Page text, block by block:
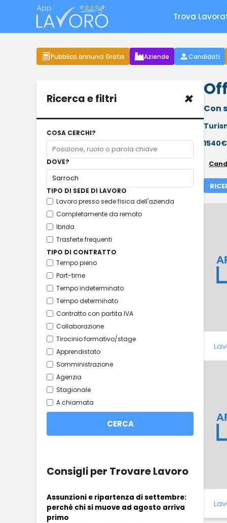
Trova
Pubblica annunci Gratis Aziende Candidati
Ricerca e filtri ×
COSA CERCHI?
DOVE?
TIPO DI SEDE DI LAVORO
Lavoro presso sede fisica dell'azienda
Completamente da remoto
Ibrida
Trasferte frequenti
TIPO DI CONTRATTO
Tempo pieno
Part-time
Tempo indeterminato
Tempo determinato
Contratto con partita IVA
Collaborazione
Tirocinio formativo/stage
Apprendistato
Somministrazione
Agenzia
Stagionale
A chiamata
Consigli per Trovare Lavoro
Assunzioni e ripartenza di settembre:
perché chi si muove ad agosto arriva
primo
Con
1540€